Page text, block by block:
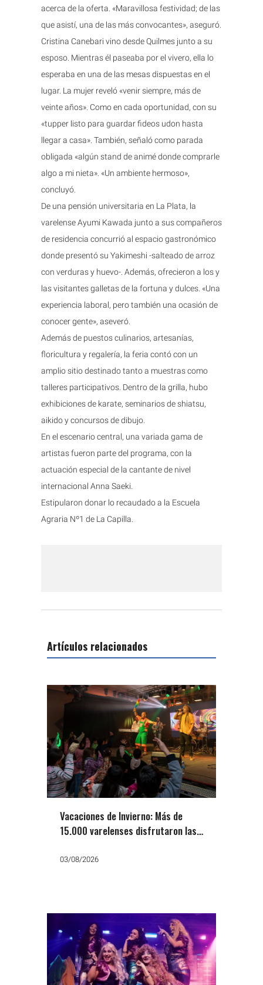
acerca de la oferta. «Maravillosa festividad; de las
que asistí, una de las más convocantes», aseguró.
Cristina Canebari vino desde Quilmes junto a su
esposo. Mientras él paseaba por el vivero, ella lo
esperaba en una de las mesas dispuestas en el
lugar. La mujer reveló «venir siempre, más de
veinte años». Como en cada oportunidad, con su
«tupper listo para guardar fideos udon hasta
llegar a casa». También, señaló como parada
obligada «algún stand de animé donde comprarle
algo a mi nieta». «Un ambiente hermoso»,
concluyó.
De una pensión universitaria en La Plata, la
varelense Ayumi Kawada junto a sus compañeros
de residencia concurrió al espacio gastronómico
donde presentó su Yakimeshi -salteado de arroz
con verduras y huevo-. Además, ofrecieron a los y
las visitantes galletas de la fortuna y dulces. «Una
experiencia laboral, pero también una ocasión de
conocer gente», aseveró.
Además de puestos culinarios, artesanías,
floricultura y regalería, la feria contó con un
amplio sitio destinado tanto a muestras como
talleres participativos. Dentro de la grilla, hubo
exhibiciones de karate, seminarios de shiatsu,
aikido y concursos de dibujo.
En el escenario central, una variada gama de
artistas fueron parte del programa, con la
actuación especial de la cantante de nivel
internacional Anna Saeki.
Estipularon donar lo recaudado a la Escuela
Agraria Nº1 de La Capilla.
Artículos relacionados
Vacaciones de Invierno: Más de
15.000 varelenses disfrutaron las
03/08/2026